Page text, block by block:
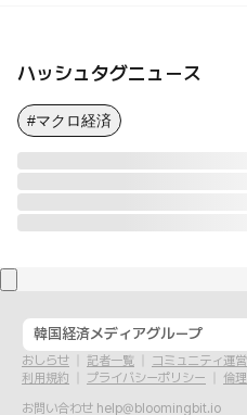
ハッシュタグニュース
#マクロ経済
韓国経済メディアグループ
おしらせ 記者一覧
コミュニティ運
利用規約
プライバシーポリシー
倫
お問い合わせ help@bloomingbit.io